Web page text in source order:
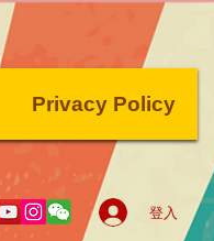
Privacy Policy
登入